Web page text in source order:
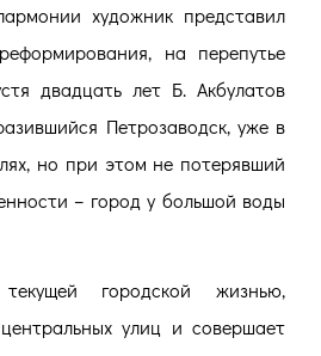
художник представил
на перепутье
двадцать лет Б. Акбулатов
Петрозаводск, уже в
но при этом не потерявший
– город у большой воды
городской жизнью,
улиц и совершает